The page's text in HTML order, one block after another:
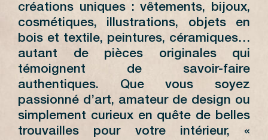
créations uniques : vêtements, bijoux,
cosmétiques, illustrations, objets en
bois et textile, peintures, céramiques…
autant de pièces originales qui
témoignent de savoir-faire
authentiques. Que vous soyez
passionné d’art, amateur de design ou
simplement curieux en quête de belles
trouvailles pour votre intérieur, «